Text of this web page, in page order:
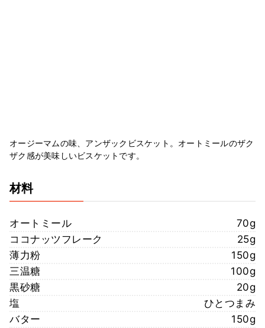
オージーマムの味、アンザックビスケット。オートミールのザク
ザク感が美味しいビスケットです。
材料
オートミール
70g
ココナッツフレーク
25g
薄力粉
150g
三温糖
100g
黒砂糖
20g
塩
ひとつまみ
バター
150g